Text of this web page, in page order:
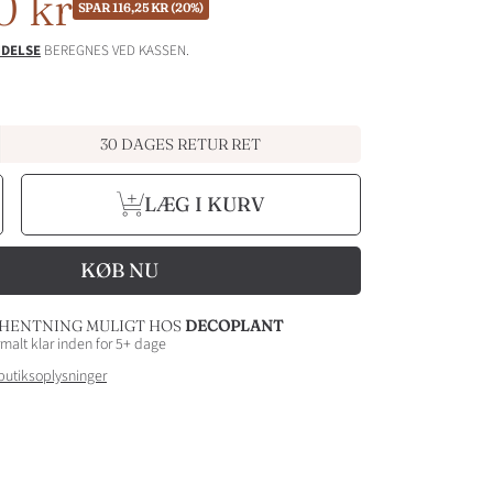
SPAR 116,25 KR (20%)
BEREGNES VED KASSEN.
30 DAGES RETUR RET
LÆG I KURV
KØB NU
MULIGT HOS DECOPLANT
klar inden for 5+ dage